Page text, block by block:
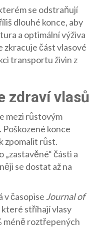
se odstraňují
dlouhé konce, aby
a optimální výživa
zkracuje část vlasové
transportu živin z
zdraví vlasů
mezi růstovým
Poškozené konce
zpomalit růst.
části a
se dostat až na
v časopise Journal of
které stříhají vlasy
méně roztřepených